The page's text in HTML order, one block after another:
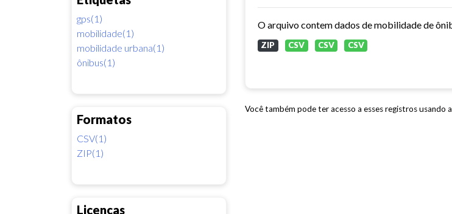
gps(1)
mobilidade(1)
mobilidade urbana(1)
ônibus(1)
Formatos
CSV(1)
ZIP(1)
Licenças
ZIP CSV CSV CSV
Você também pode ter acesso a esses registros usando a